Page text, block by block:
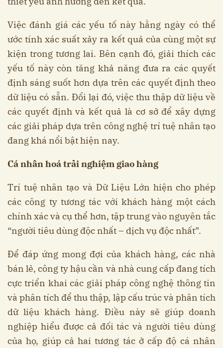
Việc đánh giá các yếu tố này hằng ngày có thể
ước tính xác suất xảy ra kết quả của cùng một sự
kiện trong tương lai. Bên cạnh đó, giải thích các
yếu tố này còn tăng khả năng đưa ra các quyết
định sáng suốt hơn dựa trên các quyết định theo
dữ liệu có sẵn. Đổi lại đó, việc thu thập dữ liệu về
các quyết định và kết quả là cơ sở để xây dựng
các giải pháp dựa trên công nghệ trí tuệ nhân tạo
đang khá nổi bật hiện nay.
Cá nhân hoá trải nghiệm giao hàng
Trí tuệ nhân tạo và Dữ Liệu Lớn hiện cho phép
các công ty tương tác với khách hàng một cách
chính xác và cụ thể hơn, tập trung vào nguyên tắc
“người tiêu dùng độc nhất – dịch vụ độc nhất”.
Để đáp ứng mong đợi của khách hàng, các nhà
bán lẻ, công ty hậu cần và nhà cung cấp đang tích
cực triển khai các giải pháp công nghệ thông tin
và phân tích để thu thập, lập cấu trúc và phân tích
dữ liệu khách hàng. Điều này sẽ giúp doanh
nghiệp hiểu được cả đối tác và người tiêu dùng
của họ, giúp cả hai tương tác ở cấp độ cá nhân